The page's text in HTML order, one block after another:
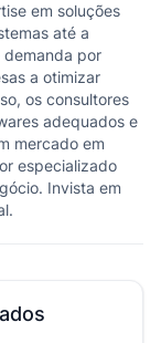
em soluções
até a
demanda por
a otimizar
os consultores
adequados e
mercado em
especializado
Invista em